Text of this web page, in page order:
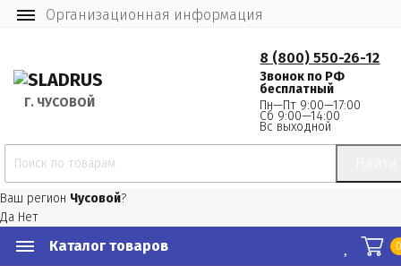
Организационная информация
Г. ЧУСОВОЙ
8 (800) 550-26-12
Звонок по РФ
бесплатный
Пн—Пт 9:00—17:00
Сб 9:00—14:00
Вс выходной
Ваш регион Чусовой?
Да Нет
Каталог товаров